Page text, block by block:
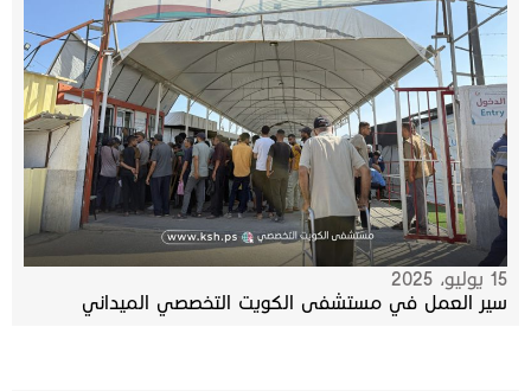
15 يوليو، 2025
سير العمل في مستشفى الكويت التخصصي الميداني